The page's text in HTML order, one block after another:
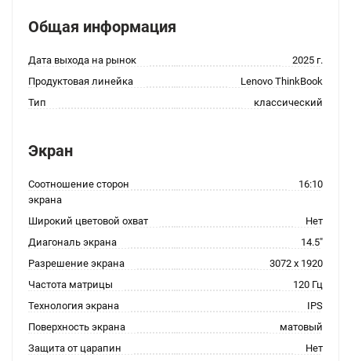
Общая информация
Дата выхода на рынок
2025 г.
Продуктовая линейка
Lenovo ThinkBook
Тип
классический
Экран
Соотношение сторон
экрана
16:10
Широкий цветовой охват
Нет
Диагональ экрана
14.5"
Разрешение экрана
3072 x 1920
Частота матрицы
120 Гц
Технология экрана
IPS
Поверхность экрана
матовый
Защита от царапин
Нет